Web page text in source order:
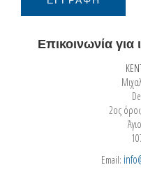
Επικοινωνία
2ος
Email: